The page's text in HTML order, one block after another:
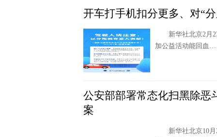
开车打手机扣分更多、对“
新华社北京2月23
加公益活动能回血
公安部部署常态化扫黑除恶
案
新华社北京10月